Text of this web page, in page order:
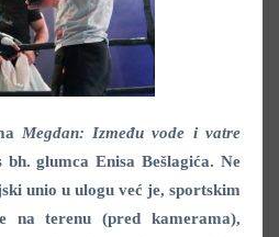
Megdan: Između vode i vatre
glumca Enisa Bešlagića. Ne
unio u ulogu već je, sportskim
na terenu (pred kamerama),